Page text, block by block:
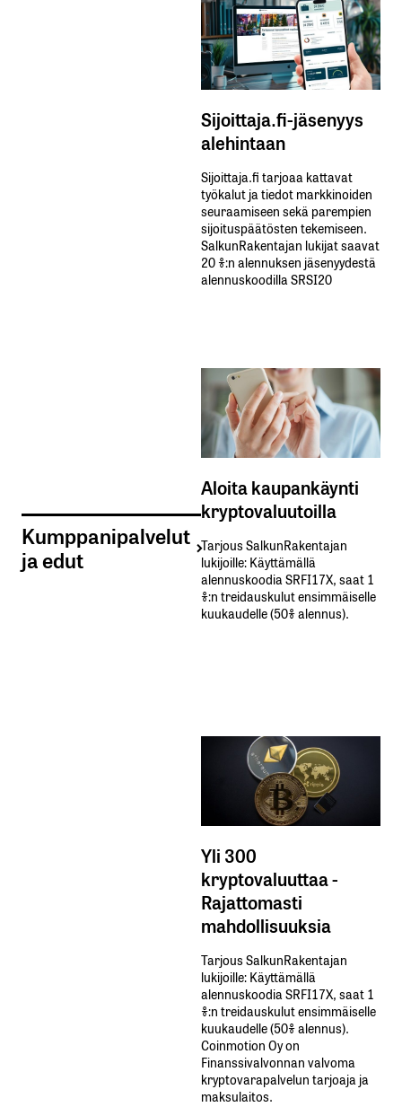
Kumppanipalvelut
ja edut
Sijoittaja.fi-jäsenyys
alehintaan
Sijoittaja.fi tarjoaa kattavat
työkalut ja tiedot markkinoiden
seuraamiseen sekä parempien
sijoituspäätösten tekemiseen.
SalkunRakentajan lukijat saavat
20 %:n alennuksen jäsenyydestä
alennuskoodilla SRSI20
Aloita kaupankäynti
kryptovaluutoilla
Tarjous SalkunRakentajan
lukijoille: Käyttämällä​ ​
alennuskoodia​ ​SRFI17X,​ ​saat​ ​1
%:n treidauskulut​ ​ensimmäiselle​ ​
kuukaudelle​ ​(50%​ ​alennus).
Yli 300
kryptovaluuttaa -
Rajattomasti
mahdollisuuksia
Tarjous SalkunRakentajan
lukijoille: Käyttämällä​ ​
alennuskoodia​ ​SRFI17X,​ ​saat​ ​1
%:n treidauskulut​ ​ensimmäiselle​ ​
kuukaudelle​ ​(50%​ ​alennus).
Coinmotion Oy on
Finanssivalvonnan valvoma
kryptovarapalvelun tarjoaja ja
maksulaitos.